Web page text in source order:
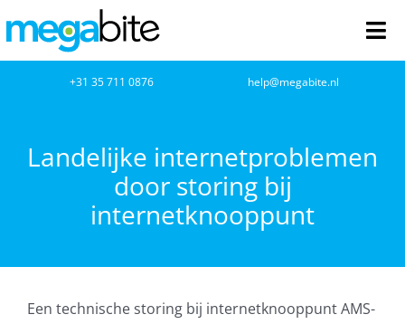
naar
inhoud
Netwerkbeheer
Webhosting
+31 35 711 0876 help@megabite.nl
Landelijke internetproblemen
door storing bij
internetknooppunt
Een technische storing bij internetknooppunt AMS-